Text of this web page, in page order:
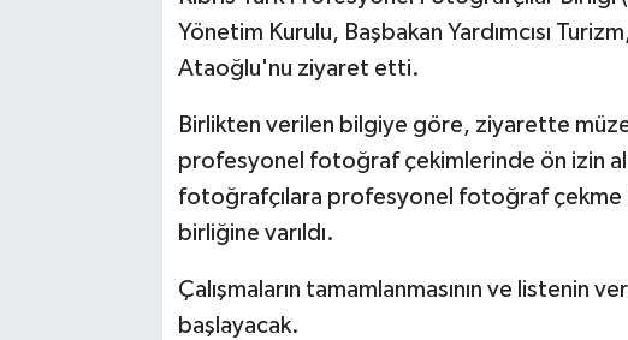
Yönetim Kurulu, Başbakan Yardımcısı
Ataoğlu'nu ziyaret etti.
Birlikten verilen bilgiye göre, ziyarette
profesyonel fotoğraf çekimlerinde ön izin
fotoğrafçılara profesyonel fotoğraf çekme
birliğine varıldı.
Çalışmaların tamamlanmasının ve listenin
başlayacak.